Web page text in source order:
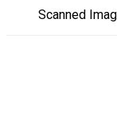
Scanned